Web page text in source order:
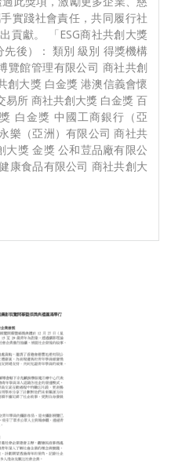
實踐社會責任，共同履行社
貢獻。 「ESG商社共創大獎
後）： 類別 級別 得獎機構
覽館管理有限公司 商社共創
創大獎 白金獎 港澳信義會懷
易所 商社共創大獎 白金獎 百
白金獎 中國工商銀行（亞
樂（亞洲）有限公司 商社共
大獎 金獎 公和荳品廠有限公
康食品有限公司 商社共創大